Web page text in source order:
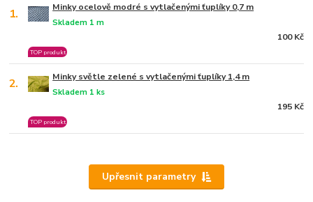
1. Minky ocelově modré s vytlačenými ťuplíky 0,7 m
Skladem 1 m
TOP produkt
100 Kč
2. Minky světle zelené s vytlačenými ťuplíky 1,4 m
Skladem 1 ks
TOP produkt
195 Kč
Upřesnit parametry